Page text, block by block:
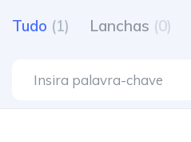
Tudo (1) Lanchas (0)